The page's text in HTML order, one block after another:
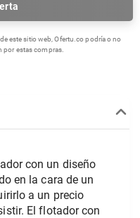
este sitio web, Ofertu.co podría o no
por estas compras.
con un diseño
en la cara de un
a un precio
El flotador con